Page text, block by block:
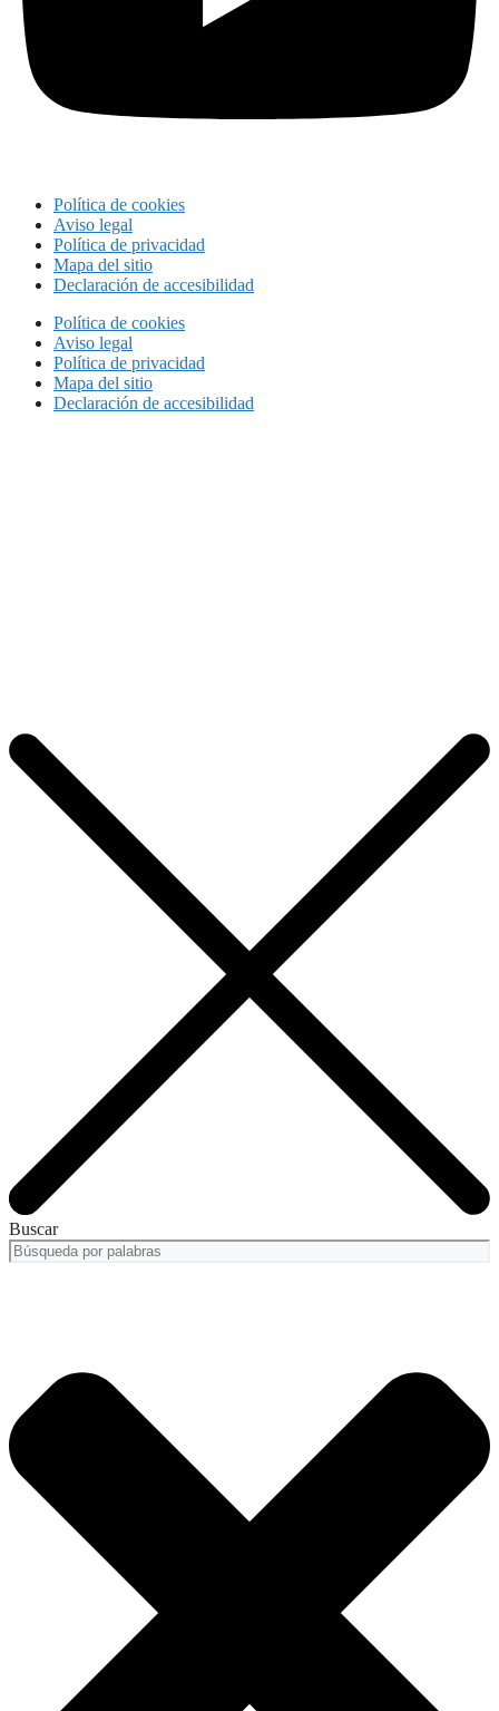
Política de cookies
Aviso legal
Política de privacidad
Mapa del sitio
Declaración de accesibilidad
Política de cookies
Aviso legal
Política de privacidad
Mapa del sitio
Declaración de accesibilidad
Buscar